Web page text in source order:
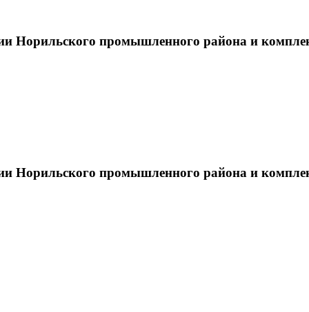
Норильского промышленного района и
Норильского промышленного района и